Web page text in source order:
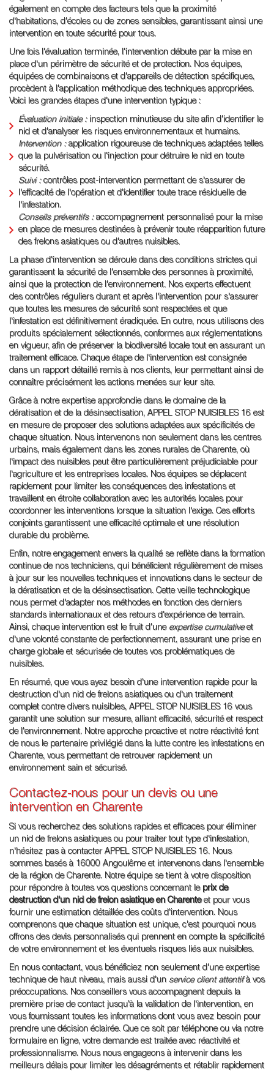
également en compte des facteurs tels que la proximité
d'habitations, d'écoles ou de zones sensibles, garantissant ainsi une
intervention en toute sécurité pour tous.
Une fois l'évaluation terminée, l'intervention débute par la mise en
place d'un périmètre de sécurité et de protection. Nos équipes,
équipées de combinaisons et d'appareils de détection spécifiques,
procèdent à l'application méthodique des techniques appropriées.
Voici les grandes étapes d'une intervention typique :
Évaluation initiale :inspection minutieuse du site afin d'identifier le
nid et d'analyser les risques environnementaux et humains.
Intervention :application rigoureuse de techniques adaptées telles
que la pulvérisation ou l'injection pour détruire le nid en toute
sécurité.
Suivi :contrôles post-intervention permettant de s'assurer de
l'efficacité de l'opération et d'identifier toute trace résiduelle de
l'infestation.
Conseils préventifs :accompagnement personnalisé pour la mise
en place de mesures destinées à prévenir toute réapparition future
des frelons asiatiques ou d'autres nuisibles.
La phase d'intervention se déroule dans des conditions strictes qui
garantissent la sécurité de l'ensemble des personnes à proximité,
ainsi que la protection de l'environnement. Nos experts effectuent
des contrôles réguliers durant et après l'intervention pour s'assurer
que toutes les mesures de sécurité sont respectées et que
l'infestation est définitivement éradiquée. En outre, nous utilisons des
produits spécialement sélectionnés, conformes aux réglementations
en vigueur, afin de préserver la biodiversité locale tout en assurant un
traitement efficace. Chaque étape de l'intervention est consignée
dans un rapport détaillé remis à nos clients, leur permettant ainsi de
connaître précisément les actions menées sur leur site.
Grâce à notre expertise approfondie dans le domaine de la
dératisation et de la désinsectisation, APPEL STOP NUISIBLES 16 est
en mesure de proposer des solutions adaptées aux spécificités de
chaque situation. Nous intervenons non seulement dans les centres
urbains, mais également dans les zones rurales de Charente, où
l'impact des nuisibles peut être particulièrement préjudiciable pour
l'agriculture et les entreprises locales. Nos équipes se déplacent
rapidement pour limiter les conséquences des infestations et
travaillent en étroite collaboration avec les autorités locales pour
coordonner les interventions lorsque la situation l'exige. Ces efforts
conjoints garantissent une efficacité optimale et une résolution
durable du problème.
Enfin, notre engagement envers la qualité se reflète dans la formation
continue de nos techniciens, qui bénéficient régulièrement de mises
à jour sur les nouvelles techniques et innovations dans le secteur de
la dératisation et de la désinsectisation. Cette veille technologique
nous permet d'adapter nos méthodes en fonction des derniers
standards internationaux et des retours d'expérience de terrain.
Ainsi, chaque intervention est le fruit d'une expertise cumulativeet
d'une volonté constante de perfectionnement, assurant une prise en
charge globale et sécurisée de toutes vos problématiques de
nuisibles.
En résumé, que vous ayez besoin d'une intervention rapide pour la
destruction d'un nid de frelons asiatiques ou d'un traitement
complet contre divers nuisibles, APPEL STOP NUISIBLES 16 vous
garantit une solution sur mesure, alliant efficacité, sécurité et respect
de l'environnement. Notre approche proactive et notre réactivité font
de nous le partenaire privilégié dans la lutte contre les infestations en
Charente, vous permettant de retrouver rapidement un
environnement sain et sécurisé.
Contactez-nous pour un devis ou une
intervention en Charente
Si vous recherchez des solutions rapides et efficaces pour éliminer
un nid de frelons asiatiques ou pour traiter tout type d'infestation,
n'hésitez pas à contacter APPEL STOP NUISIBLES 16. Nous
sommes basés à 16000 Angoulême et intervenons dans l'ensemble
de la région de Charente. Notre équipe se tient à votre disposition
pour répondre à toutes vos questions concernant le prix de
destruction d'un nid de frelon asiatique en Charenteet pour vous
fournir une estimation détaillée des coûts d'intervention. Nous
comprenons que chaque situation est unique, c'est pourquoi nous
offrons des devis personnalisés qui prennent en compte la spécificité
de votre environnement et les éventuels risques liés aux nuisibles.
En nous contactant, vous bénéficiez non seulement d'une expertise
technique de haut niveau, mais aussi d'un service client attentifà vos
préoccupations. Nos conseillers vous accompagnent depuis la
première prise de contact jusqu'à la validation de l'intervention, en
vous fournissant toutes les informations dont vous avez besoin pour
prendre une décision éclairée. Que ce soit par téléphone ou via notre
formulaire en ligne, votre demande est traitée avec réactivité et
professionnalisme. Nous nous engageons à intervenir dans les
meilleurs délais pour limiter les désagréments et rétablir rapidement